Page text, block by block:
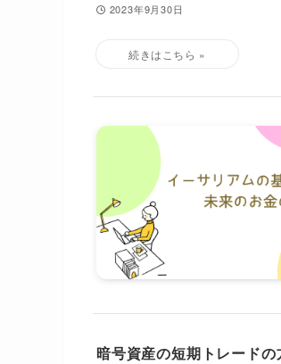
2023年9月30日
暗号資産の短期トレード